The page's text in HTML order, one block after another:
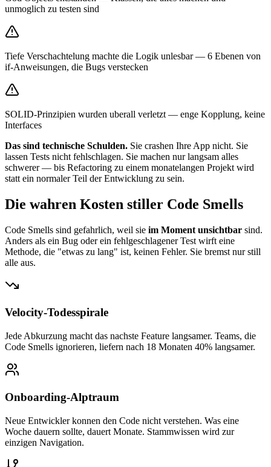
unmoglich zu testen sind
Tiefe Verschachtelung machte die Logik unlesbar — 6 Ebenen von
if-Anweisungen, die Bugs verstecken
SOLID-Prinzipien wurden uberall verletzt — enge Kopplung, keine
Interfaces
Das sind technische Schulden. Sie crashen Ihre App nicht. Sie
lassen Tests nicht fehlschlagen. Sie machen nur langsam alles
schwerer — bis Refactoring zu einem monatelangen Projekt wird
statt ein normaler Teil der Entwicklung zu sein.
Die wahren Kosten stiller Code Smells
Code Smells sind gefahrlich, weil sie im Moment unsichtbar sind.
Anders als ein Bug oder ein fehlgeschlagener Test wirft eine
Methode, die "etwas zu lang" ist, keinen Fehler. Sie bremst nur still
alle aus.
Velocity-Todesspirale
Jede Abkurzung macht das nachste Feature langsamer. Teams, die
Code Smells ignorieren, liefern nach 18 Monaten 40% langsamer.
Onboarding-Alptraum
Neue Entwickler konnen den Code nicht verstehen. Was eine
Woche dauern sollte, dauert Monate. Stammwissen wird zur
einzigen Navigation.